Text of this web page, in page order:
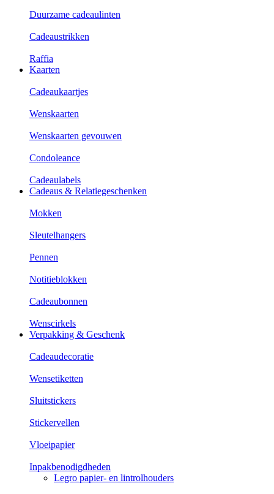
Duurzame cadeaulinten
Cadeaustrikken
Raffia
Kaarten
Cadeaukaartjes
Wenskaarten
Wenskaarten gevouwen
Condoleance
Cadeaulabels
Cadeaus & Relatiegeschenken
Mokken
Sleutelhangers
Pennen
Notitieblokken
Cadeaubonnen
Wenscirkels
Verpakking & Geschenk
Cadeaudecoratie
Wensetiketten
Sluitstickers
Stickervellen
Vloeipapier
Inpakbenodigdheden
Legro papier- en lintrolhouders